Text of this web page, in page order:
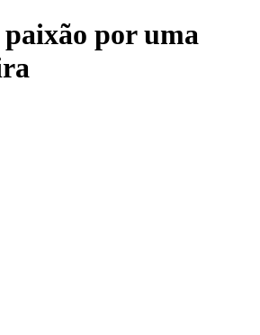
por uma